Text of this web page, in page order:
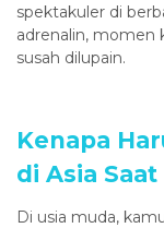
spektakuler di
adrenalin, momen
susah dilupain.
Kenapa
di Asia
Di usia muda,